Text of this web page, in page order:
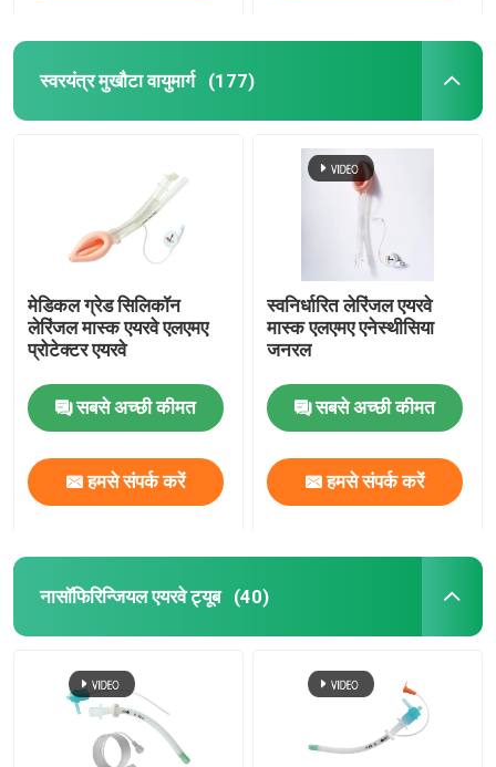
स्वरयंत्र मुखौटा वायुमार्ग (177)
मेडिकल ग्रेड सिलिकॉन
लेरिंजल मास्क एयरवे एलएमए
प्रोटेक्टर एयरवे
सबसे अच्छी कीमत
हमसे संपर्क करें
स्वनिर्धारित लेरिंजल एयरवे
मास्क एलएमए एनेस्थीसिया
जनरल
सबसे अच्छी कीमत
हमसे संपर्क करें
नासॉफिरिन्जियल एयरवे ट्यूब (40)